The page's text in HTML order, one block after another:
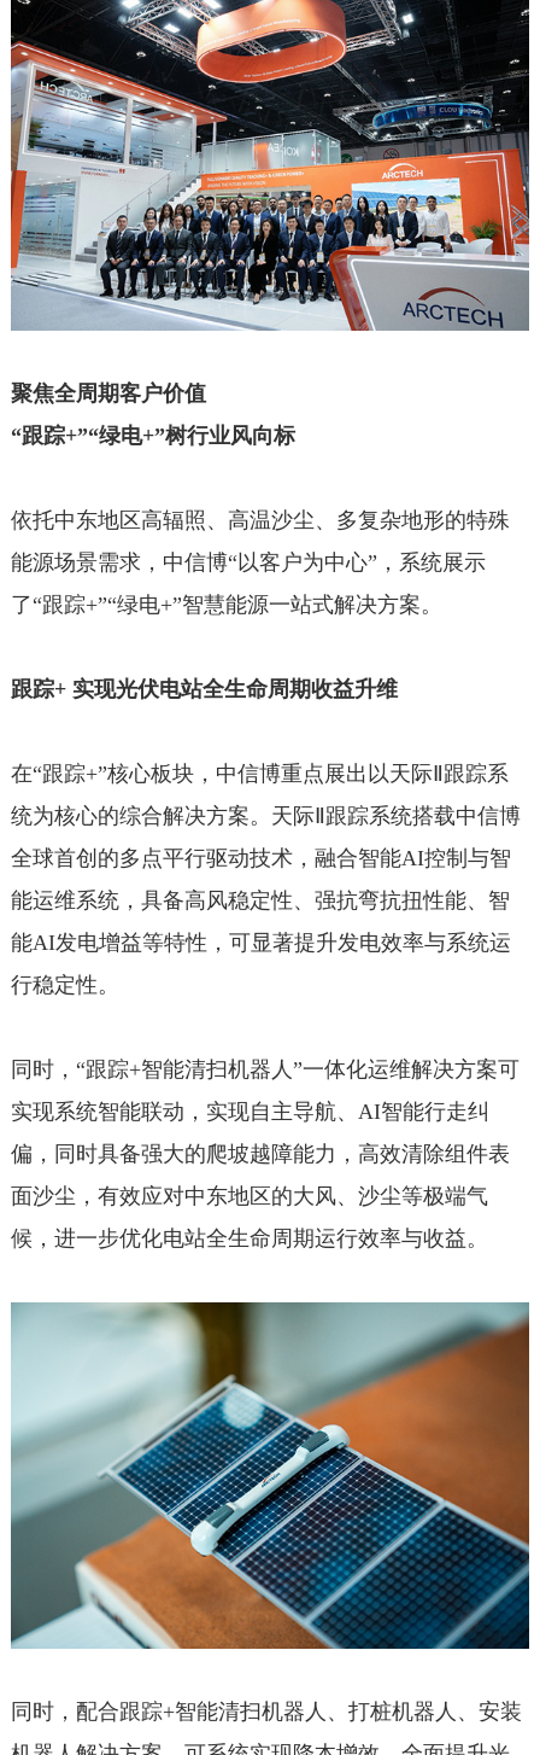
聚焦全周期客户价值
“跟踪+”“绿电+”树行业风向标
依托中东地区高辐照、高温沙尘、多复杂地形的特殊
能源场景需求，中信博“以客户为中心”，系统展示
了“跟踪+”“绿电+”智慧能源一站式解决方案。
跟踪+ 实现光伏电站全生命周期收益升维
在“跟踪+”核心板块，中信博重点展出以天际Ⅱ跟踪系
统为核心的综合解决方案。天际Ⅱ跟踪系统搭载中信博
全球首创的多点平行驱动技术，融合智能AI控制与智
能运维系统，具备高风稳定性、强抗弯抗扭性能、智
能AI发电增益等特性，可显著提升发电效率与系统运
行稳定性。
同时，“跟踪+智能清扫机器人”一体化运维解决方案可
实现系统智能联动，实现自主导航、AI智能行走纠
偏，同时具备强大的爬坡越障能力，高效清除组件表
面沙尘，有效应对中东地区的大风、沙尘等极端气
候，进一步优化电站全生命周期运行效率与收益。
同时，配合跟踪+智能清扫机器人、打桩机器人、安装